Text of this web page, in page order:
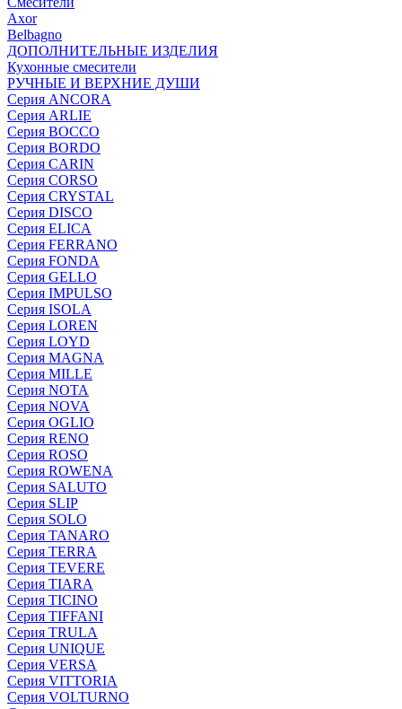
Axor
Belbagno
ДОПОЛНИТЕЛЬНЫЕ ИЗДЕЛИЯ
Кухонные смесители
РУЧНЫЕ И ВЕРХНИЕ ДУШИ
Серия ANCORA
Серия ARLIE
Серия BOCCO
Серия BORDO
Серия CARIN
Серия CORSO
Серия CRYSTAL
Серия DISCO
Серия ELICA
Серия FERRANO
Серия FONDA
Серия GELLO
Серия IMPULSO
Серия ISOLA
Серия LOREN
Серия LOYD
Серия MAGNA
Серия MILLE
Серия NOTA
Серия NOVA
Серия OGLIO
Серия RENO
Серия ROSO
Серия ROWENA
Серия SALUTO
Серия SLIP
Серия SOLO
Серия TANARO
Серия TERRA
Серия TEVERE
Серия TIARA
Серия TICINO
Серия TIFFANI
Серия TRULA
Серия UNIQUE
Серия VERSA
Серия VITTORIA
Серия VOLTURNO